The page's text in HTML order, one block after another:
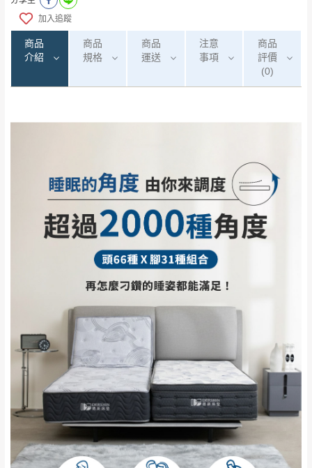
加入追蹤
商品
介紹
商品
規格
商品
運送
注意
事項
商品
評價
(0)
運送地區 運送費用
偏遠地區
（請先線上詢問 LINE
→
@dershin
免 運
費
新竹
峨眉鄉、五峰鄉、
石鄉、寶山鄉山
區、新埔山區、芎
林山區、關西 玉山
里
台北
要購買商品，請於出發前來電或到「官方
Line客服」來信確認商品是否有「現貨」與
「金額」。
若商品價格或庫存有異常，商家有權取消訂
部分網路商品恕無法更改原設計或客製，敬請
電話聯絡或E-Mail通知確認訂單。
（線上客服 LINE →
下單前先詢問是否現貨，若未詢問下單後無
現貨我們客服會再來電或E-Mail與您聯絡
（洽詢方式請搜尋 Line ID → @dershin
運送範圍：限定北至基隆，南至苗栗，偏遠
地區恕無法提供運送 (詳見運送規章)。
全部 依評論高至低排列
依評論低至高排列 只顯示附上圖片
只顯示附上評論